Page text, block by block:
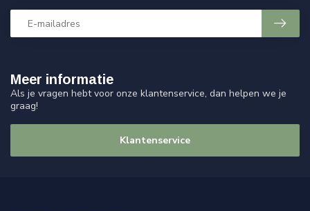
Meer informatie
Als je vragen hebt voor onze klantenservice, dan helpen we je
graag!
Klantenservice